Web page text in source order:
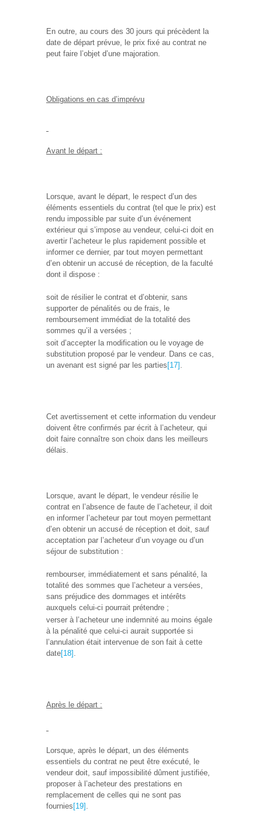
En outre, au cours des 30 jours qui précèdent la
date de départ prévue, le prix fixé au contrat ne
peut faire l’objet d’une majoration.
Obligations en cas d’imprévu
Avant le départ :
Lorsque, avant le départ, le respect d’un des
éléments essentiels du contrat (tel que le prix) est
rendu impossible par suite d’un événement
extérieur qui s’impose au vendeur, celui-ci doit en
avertir l’acheteur le plus rapidement possible et
informer ce dernier, par tout moyen permettant
d’en obtenir un accusé de réception, de la faculté
dont il dispose :
soit de résilier le contrat et d’obtenir, sans
supporter de pénalités ou de frais, le
remboursement immédiat de la totalité des
sommes qu’il a versées ;
soit d’accepter la modification ou le voyage de
substitution proposé par le vendeur. Dans ce cas,
un avenant est signé par les parties [17]
Cet avertissement et cette information du vendeur
doivent être confirmés par écrit à l’acheteur, qui
doit faire connaître son choix dans les meilleurs
délais.
Lorsque, avant le départ, le vendeur résilie le
contrat en l’absence de faute de l’acheteur, il doit
en informer l’acheteur par tout moyen permettant
d’en obtenir un accusé de réception et doit, sauf
acceptation par l’acheteur d’un voyage ou d’un
séjour de substitution :
rembourser, immédiatement et sans pénalité, la
totalité des sommes que l’acheteur a versées,
sans préjudice des dommages et intérêts
auxquels celui-ci pourrait prétendre ;
verser à l’acheteur une indemnité au moins égale
à la pénalité que celui-ci aurait supportée si
l’annulation était intervenue de son fait à cette
date[18]
Après le départ :
Lorsque, après le départ, un des éléments
essentiels du contrat ne peut être exécuté, le
vendeur doit, sauf impossibilité dûment justifiée,
proposer à l’acheteur des prestations en
remplacement de celles qui ne sont pas
fournies [19]